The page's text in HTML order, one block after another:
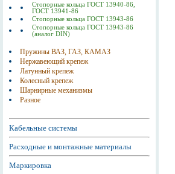
Стопорные кольца ГОСТ 13940-86,
ГОСТ 13941-86
Стопорные кольца ГОСТ 13943-86
Стопорные кольца ГОСТ 13943-86
(аналог DIN)
Пружины ВАЗ, ГАЗ, КАМАЗ
Нержавеющий крепеж
Латунный крепеж
Колесный крепеж
Шарнирные механизмы
Разное
Кабельные системы
Расходные и монтажные материалы
Маркировка